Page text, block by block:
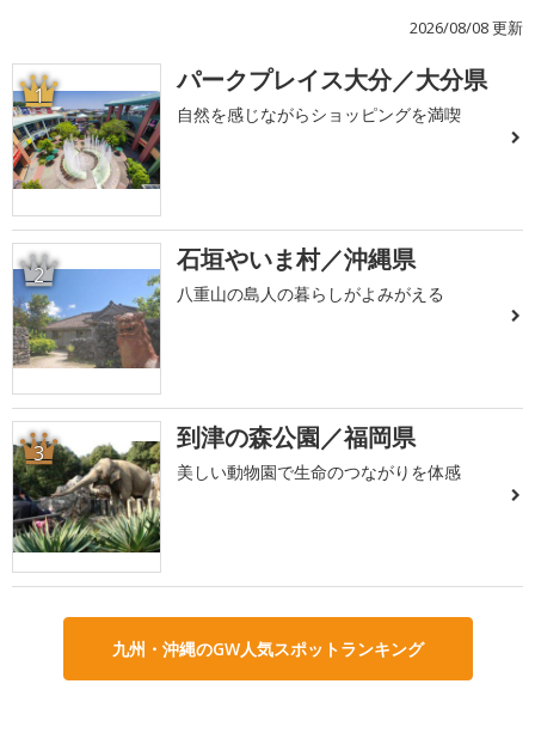
2026/08/08 更新
1 パークプレイス大分／大分県
自然を感じながらショッピングを満喫
2 石垣やいま村／沖縄県
八重山の島人の暮らしがよみがえる
3 到津の森公園／福岡県
美しい動物園で生命のつながりを体感
九州・沖縄のGW人気スポットランキング